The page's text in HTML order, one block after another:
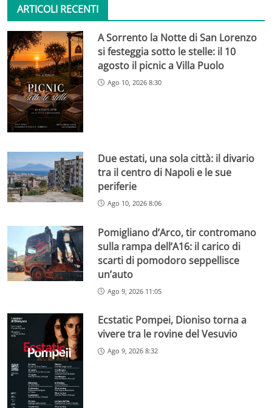
ARTICOLI RECENTI
A Sorrento la Notte di San Lorenzo
si festeggia sotto le stelle: il 10
agosto il picnic a Villa Puolo
Ago 10, 2026 8:30
Due estati, una sola città: il divario
tra il centro di Napoli e le sue
periferie
Ago 10, 2026 8:06
Pomigliano d’Arco, tir contromano
sulla rampa dell’A16: il carico di
scarti di pomodoro seppellisce
un’auto
Ago 9, 2026 11:05
Ecstatic Pompei, Dioniso torna a
vivere tra le rovine del Vesuvio
Ago 9, 2026 8:32